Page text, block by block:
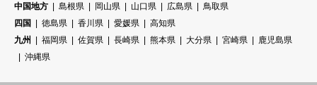
中国地方
島根県 岡山県 山口県 広島県
鳥取県
四国
徳島県 香川県 愛媛県
高知県
九州
福岡県 佐賀県 長崎県 熊本県 大分県 宮崎県
鹿児島県
沖縄県